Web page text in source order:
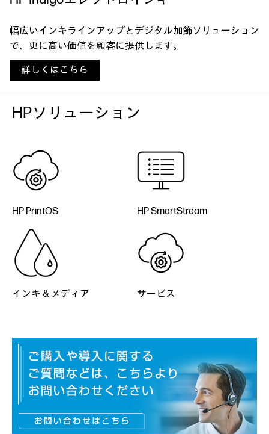
幅広いインキラインアップとデジタル加飾ソリューション
で、更に高い価値を顧客に提供します。
詳しくはこちら
HPソリューション
HP PrintOS HP SmartStream
インキ & メディア サービス